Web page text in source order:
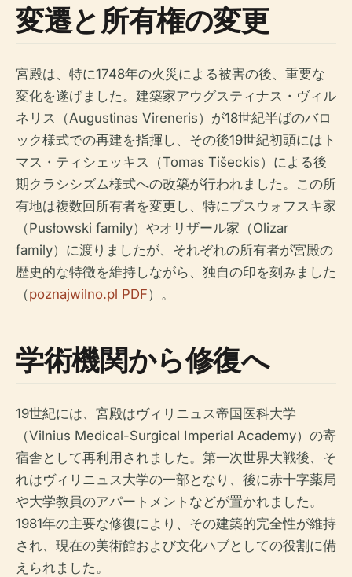
変遷と所有権の変更
宮殿は、特に1748年の火災による被害の後、重要な
変化を遂げました。建築家アウグスティナス・ヴィル
ネリス（Augustinas Vireneris）が18世紀半ばのバロ
ック様式での再建を指揮し、その後19世紀初頭にはト
マス・ティシェッキス（Tomas Tišeckis）による後
期クラシシズム様式への改築が行われました。この所
有地は複数回所有者を変更し、特にプスウォフスキ家
（Pusłowski family）やオリザール家（Olizar
family）に渡りましたが、それぞれの所有者が宮殿の
歴史的な特徴を維持しながら、独自の印を刻みました
（poznajwilno.pl PDF）。
学術機関から修復へ
19世紀には、宮殿はヴィリニュス帝国医科大学
（Vilnius Medical-Surgical Imperial Academy）の寄
宿舎として再利用されました。第一次世界大戦後、そ
れはヴィリニュス大学の一部となり、後に赤十字薬局
や大学教員のアパートメントなどが置かれました。
1981年の主要な修復により、その建築的完全性が維持
され、現在の美術館および文化ハブとしての役割に備
えられました。